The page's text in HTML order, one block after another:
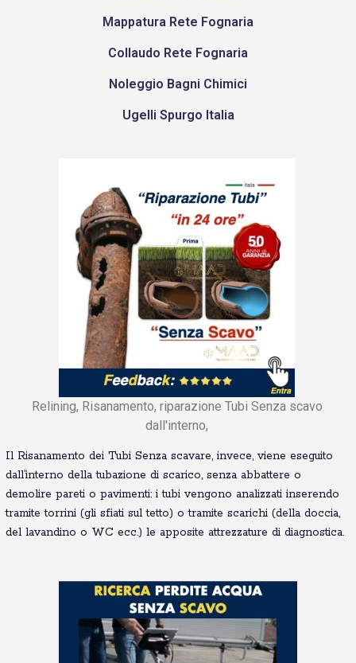
Mappatura Rete Fognaria
Collaudo Rete Fognaria
Noleggio Bagni Chimici
Ugelli Spurgo Italia
Relining, Risanamento, riparazione Tubi Senza scavo
dall'interno,
Il Risanamento dei Tubi Senza scavare, invece, viene eseguito
dall’interno della tubazione di scarico, senza abbattere o
demolire pareti o pavimenti: i tubi vengono analizzati inserendo
tramite torrini (gli sfiati sul tetto) o tramite scarichi (della doccia,
del lavandino o WC ecc.) le apposite attrezzature di diagnostica.